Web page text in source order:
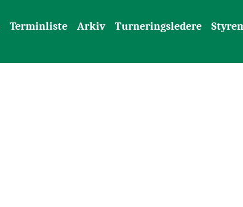
Terminliste Arkiv Turneringsledere